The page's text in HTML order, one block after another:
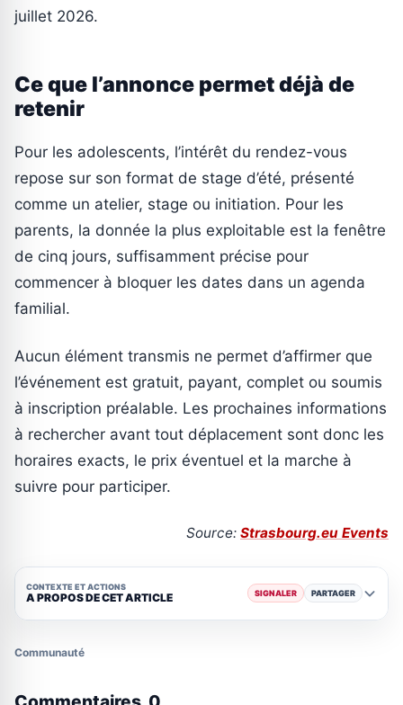
juillet 2026.
Ce que l’annonce permet déjà de
retenir
Pour les adolescents, l’intérêt du rendez-vous
repose sur son format de stage d’été, présenté
comme un atelier, stage ou initiation. Pour les
parents, la donnée la plus exploitable est la fenêtre
de cinq jours, suffisamment précise pour
commencer à bloquer les dates dans un agenda
familial.
Aucun élément transmis ne permet d’affirmer que
l’événement est gratuit, payant, complet ou soumis
à inscription préalable. Les prochaines informations
à rechercher avant tout déplacement sont donc les
horaires exacts, le prix éventuel et la marche à
suivre pour participer.
Source: Strasbourg.eu Events
CONTEXTE ET ACTIONS
A PROPOS DE CET ARTICLE SIGNALER PARTAGER
Communauté